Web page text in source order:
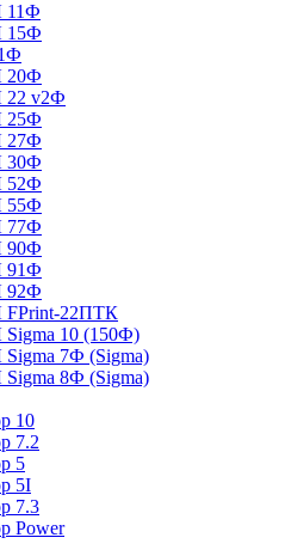
11Ф
15Ф
20Ф
v2Ф
25Ф
27Ф
30Ф
52Ф
55Ф
77Ф
90Ф
91Ф
92Ф
22ПТК
10 (150Ф)
7Ф (Sigma)
8Ф (Sigma)
10
7.2
5
5I
7.3
Power